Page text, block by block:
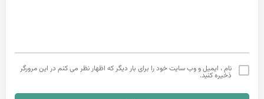
نام ، ایمیل و وب سایت خود را برای بار دیگر که اظهار نظر می کنم در این مرورگر
ذخیره کنید.